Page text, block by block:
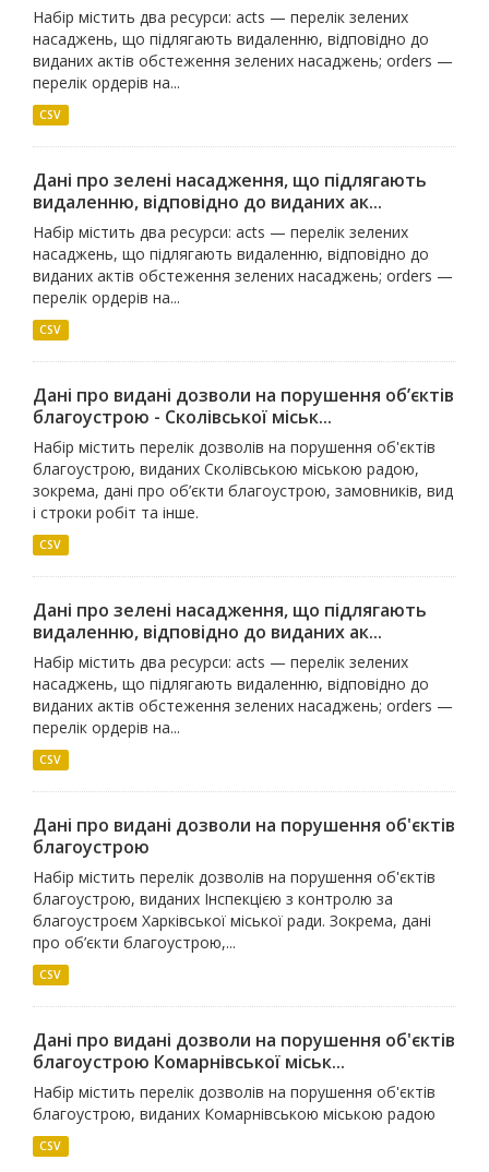
Набір містить два ресурси: acts — перелік зелених
насаджень, що підлягають видаленню, відповідно до
виданих актів обстеження зелених насаджень; orders —
перелік ордерів на...
CSV
Дані про зелені насадження, що підлягають
видаленню, відповідно до виданих ак...
Набір містить два ресурси: acts — перелік зелених
насаджень, що підлягають видаленню, відповідно до
виданих актів обстеження зелених насаджень; orders —
перелік ордерів на...
CSV
Дані про видані дозволи на порушення об’єктів
благоустрою - Сколівської міськ...
Набір містить перелік дозволів на порушення об'єктів
благоустрою, виданих Сколівською міською радою,
зокрема, дані про об’єкти благоустрою, замовників, вид
і строки робіт та інше.
CSV
Дані про зелені насадження, що підлягають
видаленню, відповідно до виданих ак...
Набір містить два ресурси: acts — перелік зелених
насаджень, що підлягають видаленню, відповідно до
виданих актів обстеження зелених насаджень; orders —
перелік ордерів на...
CSV
Дані про видані дозволи на порушення об'єктів
благоустрою
Набір містить перелік дозволів на порушення об'єктів
благоустрою, виданих Інспекцією з контролю за
благоустроєм Харківської міської ради. Зокрема, дані
про об’єкти благоустрою,...
CSV
Дані про видані дозволи на порушення об'єктів
благоустрою Комарнівської міськ...
Набір містить перелік дозволів на порушення об'єктів
благоустрою, виданих Комарнівською міською радою
CSV